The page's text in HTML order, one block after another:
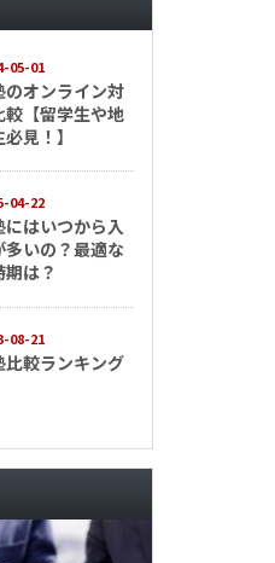
05-01
のオンライン対
較【留学生や地
見！】
04-22
にはいつから入
多いの？最適な
は？
08-21
比較ランキング